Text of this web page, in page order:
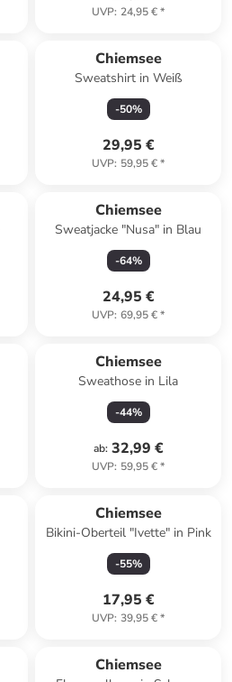
UVP: 24,95 €*
Chiemsee
Sweatshirt in Weiß
-50%
29,95 €
UVP: 59,95 €*
Chiemsee
Sweatjacke "Nusa" in Blau
-64%
24,95 €
UVP: 69,95 €*
Chiemsee
Sweathose in Lila
-44%
ab: 32,99 €
UVP: 59,95 €*
Chiemsee
Bikini-Oberteil "Ivette" in Pink
-55%
17,95 €
UVP: 39,95 €*
Chiemsee